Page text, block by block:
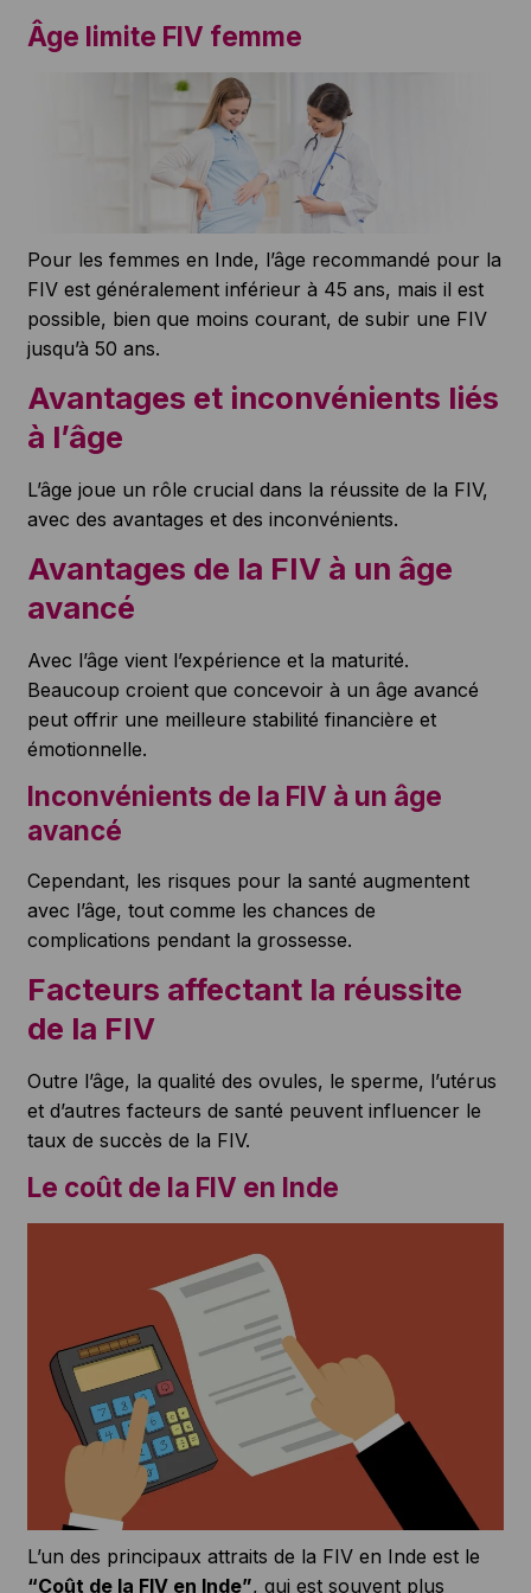
Âge limite FIV femme
Pour les femmes en Inde, l’âge recommandé pour la
FIV est généralement inférieur à 45 ans, mais il est
possible, bien que moins courant, de subir une FIV
jusqu’à 50 ans.
Avantages et inconvénients liés
à l’âge
L’âge joue un rôle crucial dans la réussite de la FIV,
avec des avantages et des inconvénients.
Avantages de la FIV à un âge
avancé
Avec l’âge vient l’expérience et la maturité.
Beaucoup croient que concevoir à un âge avancé
peut offrir une meilleure stabilité financière et
émotionnelle.
Inconvénients de la FIV à un âge
avancé
Cependant, les risques pour la santé augmentent
avec l’âge, tout comme les chances de
complications pendant la grossesse.
Facteurs affectant la réussite
de la FIV
Outre l’âge, la qualité des ovules, le sperme, l’utérus
et d’autres facteurs de santé peuvent influencer le
taux de succès de la FIV.
Le coût de la FIV en Inde
L’un des principaux attraits de la FIV en Inde est le
“Coût de la FIV en Inde”, qui est souvent plus